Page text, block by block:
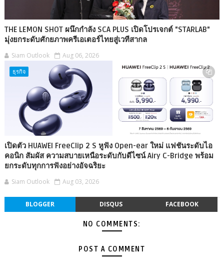
THE LEMON SHOT ผนึกกำลัง SCA PLUS เปิดโปรเจกต์ "STARLAB"
มุ่งยกระดับศักยภาพครีเอเตอร์ไทยสู่เวทีสากล
Siam Outlook Aug 06, 2026
ธุรกิจ
เปิดตัว HUAWEI FreeClip 2 S หูฟัง Open-ear ใหม่ แฟชันระดับไอ
คอนิก สัมผัส ความสบายเหนือระดับกับดีไซน์ Airy C-Bridge พร้อม
ยกระดับทุกการฟังอย่างอัจฉริยะ
Siam Outlook Aug 03, 2026
BLOGGER DISQUS FACEBOOK
NO COMMENTS:
POST A COMMENT